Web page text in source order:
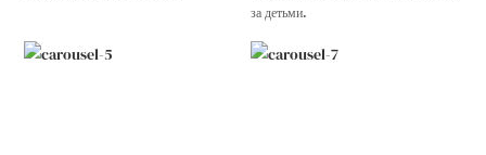
за детьми.